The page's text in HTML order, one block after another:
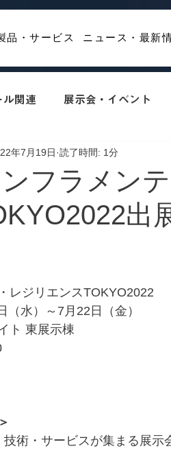
品・サービス ニュース・最新
ル関連 展示会・イベント
フラメン
出
年7月19日 読了時間: 1分
レジリエンスTOKYO2022
水）～7月22日（金）
ト 東展示棟
術・サービスが集まる展示